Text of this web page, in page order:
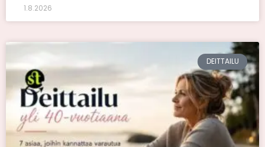
1.8.2026
DEITTAILU